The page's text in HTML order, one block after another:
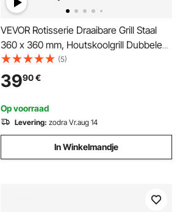
VEVOR Rotisserie Draaibare Grill Staal
360 x 360 mm, Houtskoolgrill Dubbele
Lagen Grillrooster Grillframe
Draagvermogen 6 kg 300 ℃ Vrijstaande
Spit Roast Grill BBQ Grill Grillkar
Barbecue Buiten
(5)
3990€
Op voorraad
Levering: zodra Vr.aug 14
In Winkelmandje